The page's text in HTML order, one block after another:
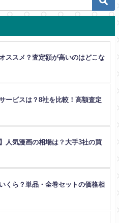
ススメ？査定額が高いのはどこな
ービスは？8社を比較！高額査定
人気漫画の相場は？大手3社の買
くら？単品・全巻セットの価格相